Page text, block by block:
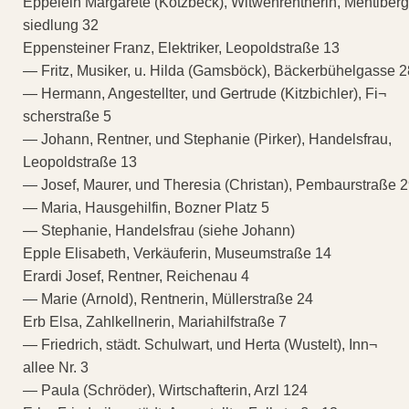
siedlung 32
Eppensteiner Franz, Elektriker, Leopoldstraße 13
— Fritz, Musiker, u. Hilda (Gamsböck), Bäckerbühelgasse
— Hermann, Angestellter, und Gertrude (Kitzbichler), Fi¬
scherstraße 5
— Johann, Rentner, und Stephanie (Pirker), Handelsfrau,
Leopoldstraße 13
— Josef, Maurer, und Theresia (Christan), Pembaurstraße
— Maria, Hausgehilfin, Bozner Platz 5
— Stephanie, Handelsfrau (siehe Johann)
Epple Elisabeth, Verkäuferin, Museumstraße 14
Erardi Josef, Rentner, Reichenau 4
— Marie (Arnold), Rentnerin, Müllerstraße 24
Erb Elsa, Zahlkellnerin, Mariahilfstraße 7
— Friedrich, städt. Schulwart, und Herta (Wustelt), Inn¬
allee Nr. 3
— Paula (Schröder), Wirtschafterin, Arzl 124